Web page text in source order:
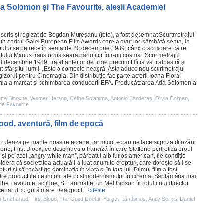
Solomon și The Favourite, aleșii Academiei
și regizat de Bogdan Mureșanu (foto), a fost desemnat Scurtmetrajul
cadrul Galei European FilmAwards care a avut loc sâmbătă seara, la
se petrece în seara de 20 decembrie 1989, când o scrisoare către
Marius transformă seara părinților într-un coșmar. Scurtmetrajul
decembrie 1989, tratat anterior de filme precum Hîrtia va fi albastră și
sfârșitul lumii. „Este o comedie neagră. Asta aduce nou scurtmetrajul
pentru Cinemagia. Din distribuţie fac parte actorii Ioana Flora,
a marcat și schimbarea conducerii EFA. ProducătoareaAda Solomon a
Binoche Werner Herzog Céline Sciamma Antonio Banderas Olivia Colman
Favourite
aventură, film de epocă
rulează pe marile noastre ecrane, iar micul ecran ne face supriza difuzării
First Blood , ce deschidea o franciză în care Stallone portretiza eroul
pe acel „angry white man”, bărbatul alb furios american, de condiție
că societatea actuală i-a luat anumite drepturi, care dorește să i se
și să recâștige dominația în viața și în țara lui. Primul film a fost
producțiile definitorii ale postmodernismului în cinema. Săptămâna mai
Favourite, acțiune, SF, animație, un Mel Gibson în rolul unui director
cu gură mare Deadpool ... citeşte
Unchained First Blood The Good Doctor, Yorgos Lanthimos Andy Serkis
Daniel